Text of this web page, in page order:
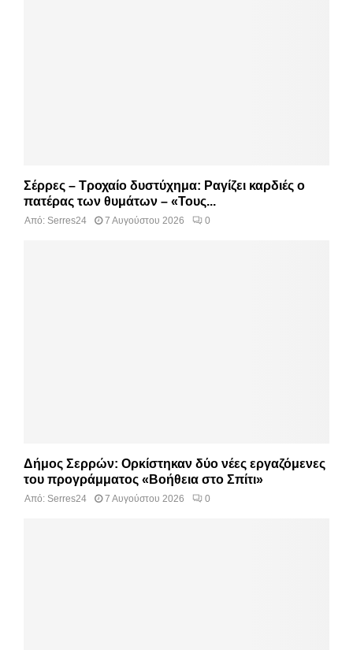
Σέρρες – Τροχαίο δυστύχημα: Ραγίζει καρδιές ο
πατέρας των θυμάτων – «Τους...
Από: Serres24 7 Αυγούστου 2026 0
Δήμος Σερρών: Ορκίστηκαν δύο νέες εργαζόμενες
του προγράμματος «Βοήθεια στο Σπίτι»
Από: Serres24 7 Αυγούστου 2026 0